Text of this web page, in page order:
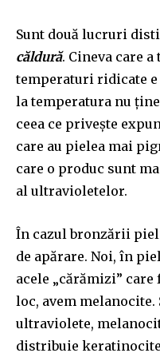
Sunt două lucruri
căldură. Cineva care
temperaturi ridicate e
la temperatura nu
ceea ce privește
care au pielea mai
care o produc sunt
al ultravioletelor.
În cazul bronzării
de apărare. Noi, în
acele „cărămizi”
loc, avem melanocite.
ultraviolete,
distribuie